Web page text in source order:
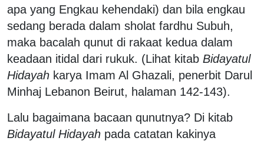
apa yang Engkau kehendaki) dan bila engkau
sedang berada dalam sholat fardhu Subuh,
maka bacalah qunut di rakaat kedua dalam
keadaan itidal dari rukuk. (Lihat kitab Bidayatul
Hidayah karya Imam Al Ghazali, penerbit Darul
Minhaj Lebanon Beirut, halaman 142-143).
Lalu bagaimana bacaan qunutnya? Di kitab
Bidayatul Hidayah pada catatan kakinya